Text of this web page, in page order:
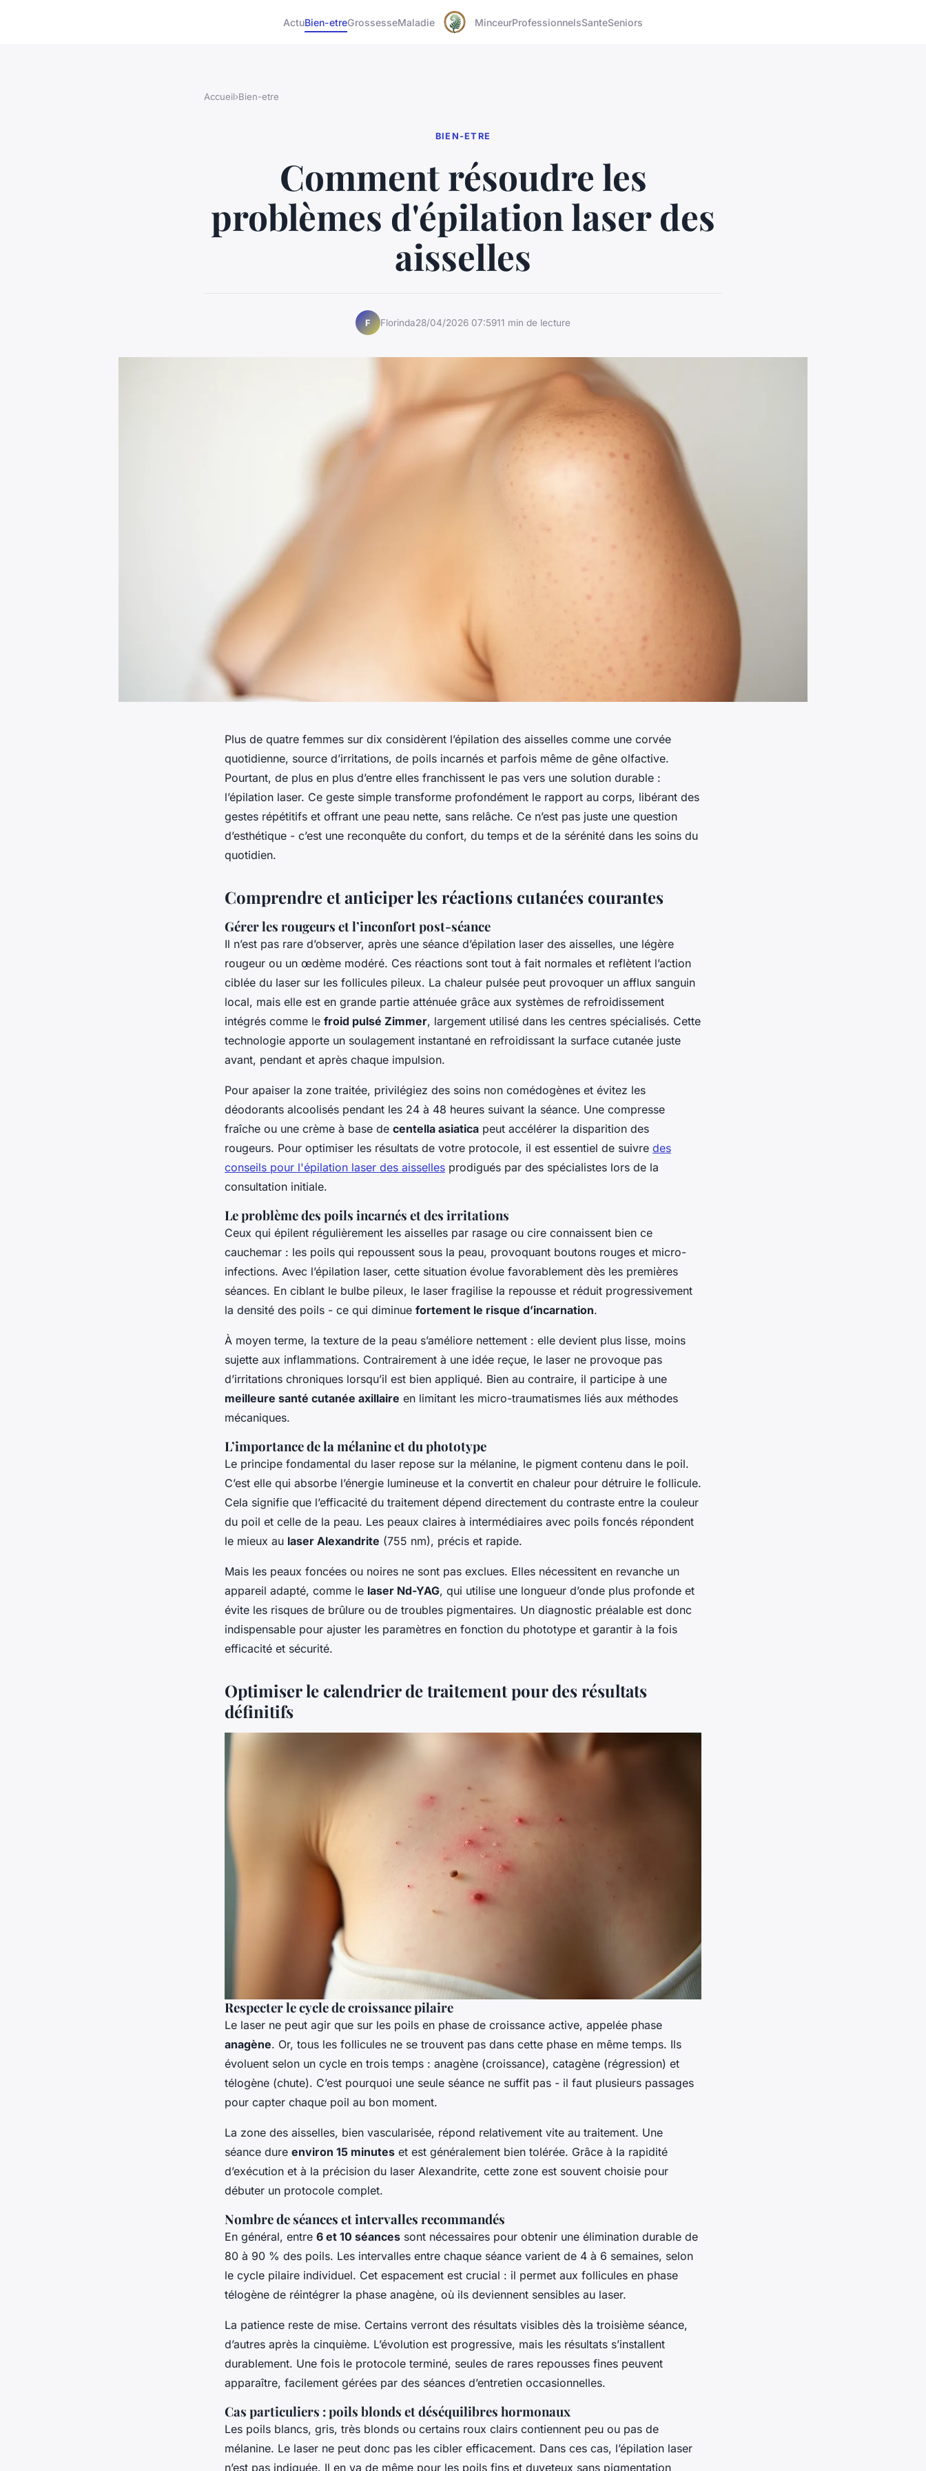
ActuBien-etreGrossesseMaladie MinceurProfessionnelsSanteSeniors
Accueil›Bien-etre
BIEN-ETRE
Comment résoudre les
problèmes d'épilation laser des
aisselles
F Florinda28/04/2026 07:5911 min de lecture
Plus de quatre femmes sur dix considèrent l’épilation des aisselles comme une corvée
quotidienne, source d’irritations, de poils incarnés et parfois même de gêne olfactive.
Pourtant, de plus en plus d’entre elles franchissent le pas vers une solution durable :
l’épilation laser. Ce geste simple transforme profondément le rapport au corps, libérant des
gestes répétitifs et offrant une peau nette, sans relâche. Ce n’est pas juste une question
d’esthétique - c’est une reconquête du confort, du temps et de la sérénité dans les soins du
quotidien.
Comprendre et anticiper les réactions cutanées courantes
Gérer les rougeurs et l’inconfort post-séance
Il n’est pas rare d’observer, après une séance d’épilation laser des aisselles, une légère
rougeur ou un œdème modéré. Ces réactions sont tout à fait normales et reflètent l’action
ciblée du laser sur les follicules pileux. La chaleur pulsée peut provoquer un afflux sanguin
local, mais elle est en grande partie atténuée grâce aux systèmes de refroidissement
intégrés comme le froid pulsé Zimmer, largement utilisé dans les centres spécialisés. Cette
technologie apporte un soulagement instantané en refroidissant la surface cutanée juste
avant, pendant et après chaque impulsion.
Pour apaiser la zone traitée, privilégiez des soins non comédogènes et évitez les
déodorants alcoolisés pendant les 24 à 48 heures suivant la séance. Une compresse
fraîche ou une crème à base de centella asiatica peut accélérer la disparition des
rougeurs. Pour optimiser les résultats de votre protocole, il est essentiel de suivre des
conseils pour l'épilation laser des aisselles prodigués par des spécialistes lors de la
consultation initiale.
Le problème des poils incarnés et des irritations
Ceux qui épilent régulièrement les aisselles par rasage ou cire connaissent bien ce
cauchemar : les poils qui repoussent sous la peau, provoquant boutons rouges et micro-
infections. Avec l’épilation laser, cette situation évolue favorablement dès les premières
séances. En ciblant le bulbe pileux, le laser fragilise la repousse et réduit progressivement
la densité des poils - ce qui diminue fortement le risque d’incarnation.
À moyen terme, la texture de la peau s’améliore nettement : elle devient plus lisse, moins
sujette aux inflammations. Contrairement à une idée reçue, le laser ne provoque pas
d’irritations chroniques lorsqu’il est bien appliqué. Bien au contraire, il participe à une
meilleure santé cutanée axillaire en limitant les micro-traumatismes liés aux méthodes
mécaniques.
L’importance de la mélanine et du phototype
Le principe fondamental du laser repose sur la mélanine, le pigment contenu dans le poil.
C’est elle qui absorbe l’énergie lumineuse et la convertit en chaleur pour détruire le follicule.
Cela signifie que l’efficacité du traitement dépend directement du contraste entre la couleur
du poil et celle de la peau. Les peaux claires à intermédiaires avec poils foncés répondent
le mieux au laser Alexandrite (755 nm), précis et rapide.
Mais les peaux foncées ou noires ne sont pas exclues. Elles nécessitent en revanche un
appareil adapté, comme le laser Nd-YAG, qui utilise une longueur d’onde plus profonde et
évite les risques de brûlure ou de troubles pigmentaires. Un diagnostic préalable est donc
indispensable pour ajuster les paramètres en fonction du phototype et garantir à la fois
efficacité et sécurité.
Optimiser le calendrier de traitement pour des résultats
définitifs
Respecter le cycle de croissance pilaire
Le laser ne peut agir que sur les poils en phase de croissance active, appelée phase
anagène. Or, tous les follicules ne se trouvent pas dans cette phase en même temps. Ils
évoluent selon un cycle en trois temps : anagène (croissance), catagène (régression) et
télogène (chute). C’est pourquoi une seule séance ne suffit pas - il faut plusieurs passages
pour capter chaque poil au bon moment.
La zone des aisselles, bien vascularisée, répond relativement vite au traitement. Une
séance dure environ 15 minutes et est généralement bien tolérée. Grâce à la rapidité
d’exécution et à la précision du laser Alexandrite, cette zone est souvent choisie pour
débuter un protocole complet.
Nombre de séances et intervalles recommandés
En général, entre 6 et 10 séances sont nécessaires pour obtenir une élimination durable de
80 à 90 % des poils. Les intervalles entre chaque séance varient de 4 à 6 semaines, selon
le cycle pilaire individuel. Cet espacement est crucial : il permet aux follicules en phase
télogène de réintégrer la phase anagène, où ils deviennent sensibles au laser.
La patience reste de mise. Certains verront des résultats visibles dès la troisième séance,
d’autres après la cinquième. L’évolution est progressive, mais les résultats s’installent
durablement. Une fois le protocole terminé, seules de rares repousses fines peuvent
apparaître, facilement gérées par des séances d’entretien occasionnelles.
Cas particuliers : poils blonds et déséquilibres hormonaux
Les poils blancs, gris, très blonds ou certains roux clairs contiennent peu ou pas de
mélanine. Le laser ne peut donc pas les cibler efficacement. Dans ces cas, l’épilation laser
n’est pas indiquée. Il en va de même pour les poils fins et duveteux sans pigmentation